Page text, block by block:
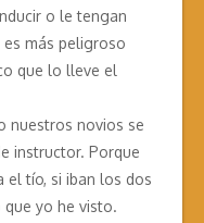
o le tengan
más peligroso
que lo lleve el
nuestros novios se
instructor. Porque
el tío, si iban los dos
yo he visto.